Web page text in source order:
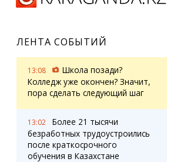
Караганды
eTV
Рассылка новостей
Персоны
Блогер «ЕШКА»
Лента блогера
ЛЕНТА СОБЫТИЙ
13:08
Школа позади?
Колледж уже окончен? Значит,
пора сделать следующий шаг
13:02
Более 21 тысячи
безработных трудоустроились
после краткосрочного
обучения в Казахстане